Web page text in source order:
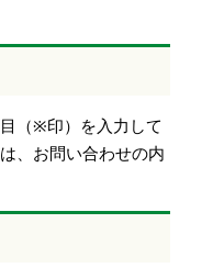
（※印）を入力して
、お問い合わせの内